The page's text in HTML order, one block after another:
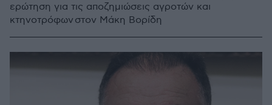
ερώτηση για τις αποζημιώσεις αγροτών και
κτηνοτρόφων στον Μάκη Βορίδη